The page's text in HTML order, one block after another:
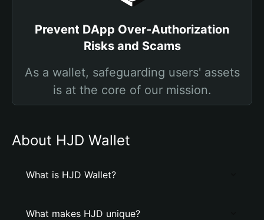
Prevent DApp Over-Authorization
Risks and Scams
As a wallet, safeguarding users' assets
is at the core of our mission.
About HJD Wallet
What is HJD Wallet?
What makes HJD unique?